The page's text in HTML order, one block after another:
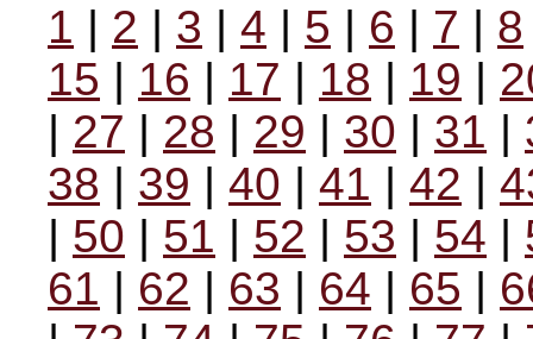
1 | 2 | 3 | 4 | 5 | 6 | 7 | 8
15 | 16 | 17 | 18 | 19 |
| 27 | 28 | 29 | 30 | 31 |
38 | 39 | 40 | 41 | 42 |
| 50 | 51 | 52 | 53 | 54 |
61 | 62 | 63 | 64 | 65 |